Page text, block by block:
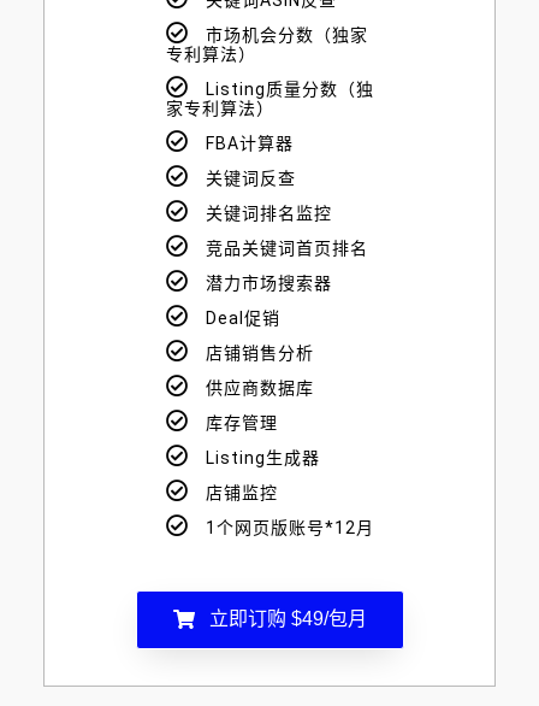
市场机会分数（独家
专利算法）
Listing质量分数（独
家专利算法）
FBA计算器
关键词反查
关键词排名监控
竞品关键词首页排名
潜力市场搜索器
Deal促销
店铺销售分析
供应商数据库
库存管理
Listing生成器
店铺监控
1个网页版账号*12月
立即订购 $49/包月